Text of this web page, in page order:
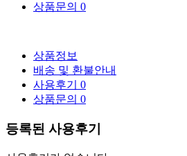
상품문의 0
상품정보
배송 및 환불안내
사용후기 0
상품문의 0
등록된 사용후기